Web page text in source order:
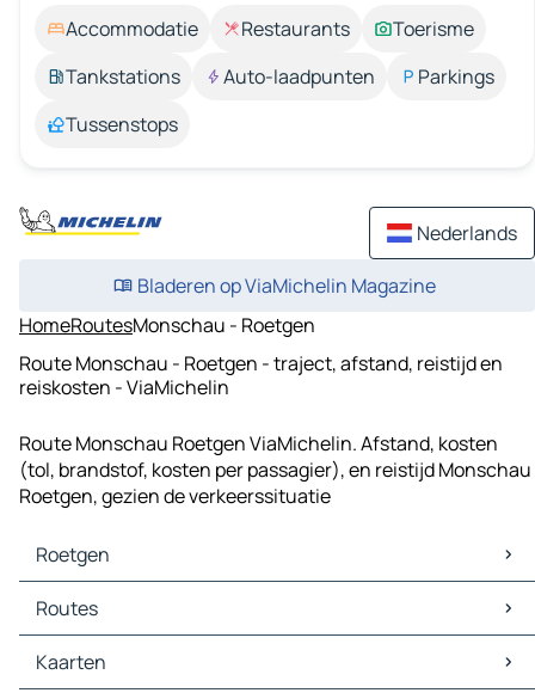
Accommodatie Restaurants
Toerisme
Tankstations
Auto-laadpunten
Parkings
Tussenstops
Nederlands
Bladeren op ViaMichelin Magazine
HomeRoutesMonschau - Roetgen
Route Monschau - Roetgen - traject, afstand, reistijd en
reiskosten - ViaMichelin
Route Monschau Roetgen ViaMichelin. Afstand, kosten
(tol, brandstof, kosten per passagier), en reistijd Monschau
Roetgen, gezien de verkeerssituatie
Roetgen
Roetgen Kaarten
Roetgen Verkeer
Roetgen Hotels
Roetgen Restaurants
Routes
Routes Roetgen - Aken
Routes Roetgen - Stolberg (Rheinland)
Kaarten